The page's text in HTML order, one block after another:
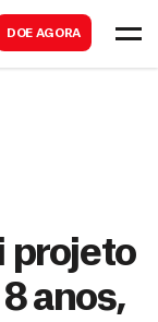
DOE AGORA
projeto
anos,